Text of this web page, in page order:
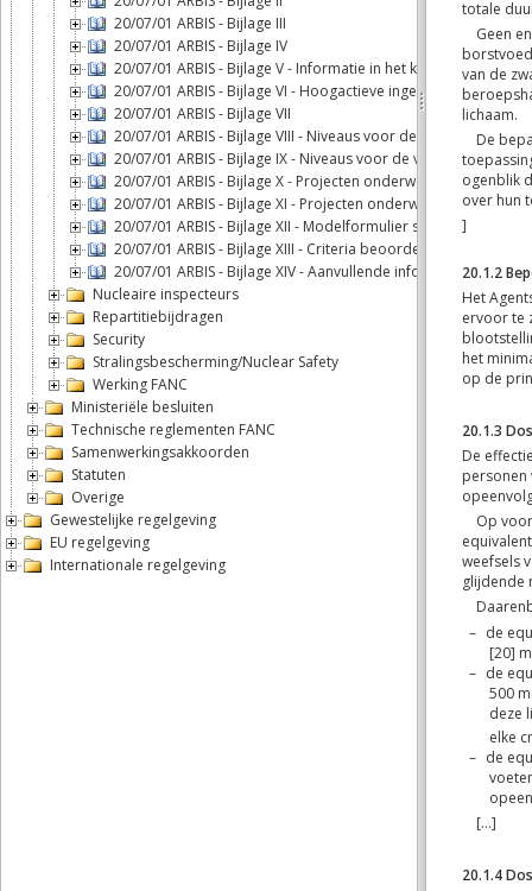
20/07/01 ARBIS - Bijlage III
20/07/01 ARBIS - Bijlage IV
20/07/01 ARBIS - Bijlage V - Informatie in het kader van de
20/07/01 ARBIS - Bijlage VI - Hoogactieve ingekapselde
20/07/01 ARBIS - Bijlage VII
20/07/01 ARBIS - Bijlage VIII - Niveaus voor de vrijstelling
20/07/01 ARBIS - Bijlage IX - Niveaus voor de vrijstelling van
20/07/01 ARBIS - Bijlage X - Projecten onderworpen aan
20/07/01 ARBIS - Bijlage XI - Projecten onderworpen aan
20/07/01 ARBIS - Bijlage XII - Modelformulier screeningsnota
20/07/01 ARBIS - Bijlage XIII - Criteria beoordeling screening
20/07/01 ARBIS - Bijlage XIV - Aanvullende informatie
Nucleaire inspecteurs
Repartitiebijdragen
Security
Stralingsbescherming/Nuclear Safety
Werking FANC
Ministeriële besluiten
Technische reglementen FANC
Samenwerkingsakkoorden
Statuten
Overige
Gewestelijke regelgeving
EU regelgeving
Internationale regelgeving